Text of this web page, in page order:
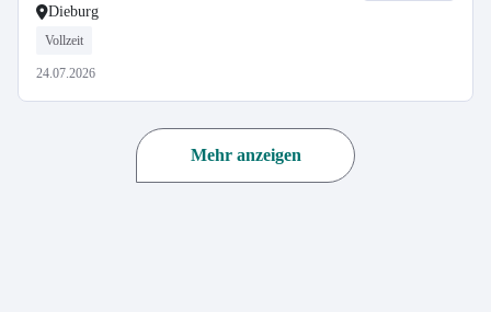
Dieburg
Vollzeit
24.07.2026
Mehr anzeigen